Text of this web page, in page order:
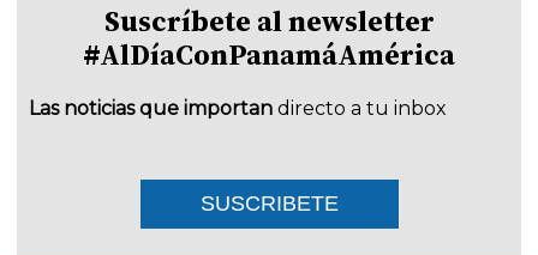
Suscríbete al newsletter
#AlDíaConPanamáAmérica
Las noticias que importan directo a tu inbox
SUSCRIBETE